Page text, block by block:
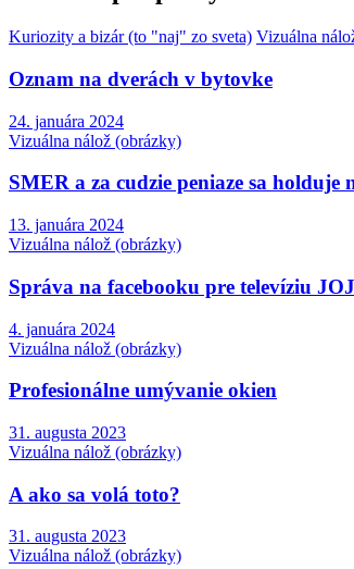
Kuriozity a bizár (to "naj" zo sveta) Vizuálna
Oznam na dverách v bytovke
24. januára 2024
Vizuálna nálož (obrázky)
SMER a za cudzie peniaze sa holduje
13. januára 2024
Vizuálna nálož (obrázky)
Správa na facebooku pre televíziu JOJ
4. januára 2024
Vizuálna nálož (obrázky)
Profesionálne umývanie okien
31. augusta 2023
Vizuálna nálož (obrázky)
A ako sa volá toto?
31. augusta 2023
Vizuálna nálož (obrázky)